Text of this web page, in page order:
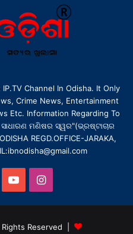
Channel In Odisha. It Only
Crime News, Entertainment
Etc. Information Regarding To
ସାଧାରଣ ମଣିଷର ସ୍ୱର"(ଭ୍ରଷ୍ଟାଚାର
REGD.OFFICE-JARAKA,
YouTubeInstagram
Reserved |